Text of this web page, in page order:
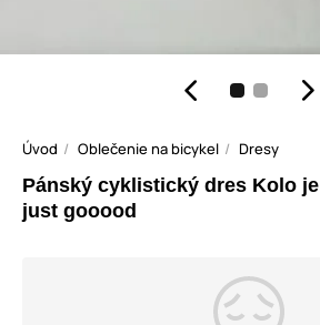
Úvod Oblečenie na bicykel Dresy
Pánský cyklistický dres Kolo
just gooood